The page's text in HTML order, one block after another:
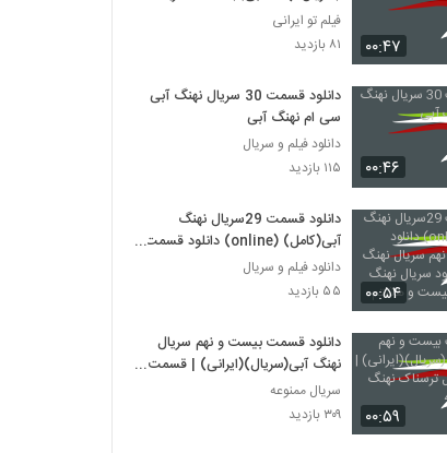
۰۰:۴۷
فیلم تو ایرانی
۸۱ بازدید
۰۰:۴۶
دانلود قسمت 30 سریال نهنگ آبی
سی ام نهنگ آبی
دانلود فیلم و سریال
۱۱۵ بازدید
۰۰:۵۴
دانلود قسمت 29سریال نهنگ
آبی(کامل) (online) دانلود قسمت
بیست و نهم سریال نهنگ
آبی(قانونی) دانلود سریال نهنگ آبی
دانلود فیلم و سریال
۵۵ بازدید
۰۰:۵۹
دانلود قسمت بیست و نهم سریال
نهنگ آبی(سریال)(ایرانی) | قسمت
29 سریال ترسناک نهنگ آبی با
کیفیت 4K
سریال ممنوعه
۳۰۹ بازدید